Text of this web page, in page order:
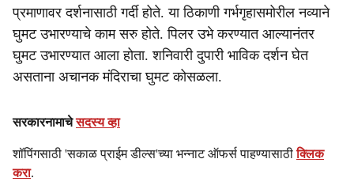
प्रमाणावर दर्शनासाठी गर्दी होते. या ठिकाणी गर्भगृहासमोरील नव्याने
घुमट उभारण्याचे काम सरु होते. पिलर उभे करण्यात आल्यानंतर
घुमट उभारण्यात आला होता. शनिवारी दुपारी भाविक दर्शन घेत
असताना अचानक मंदिराचा घुमट कोसळला.
सरकारनामाचेसदस्य व्हा
शॉपिंगसाठी 'सकाळ प्राईम डील्स'च्या भन्नाट ऑफर्स पाहण्यासाठीक्लिक
करा.